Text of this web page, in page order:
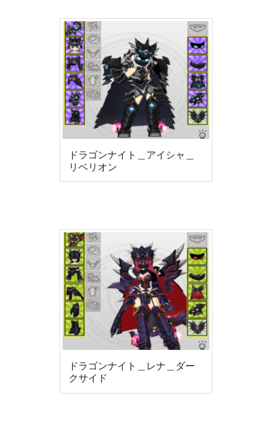
ドラゴンナイト＿アイシャ＿
リベリオン
ドラゴンナイト＿レナ＿ダー
クサイド